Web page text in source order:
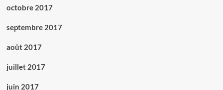
octobre 2017
septembre 2017
août 2017
juillet 2017
juin 2017